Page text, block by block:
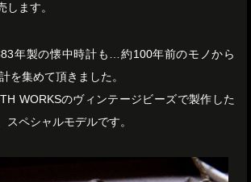
します。
年製の懐中時計も…約100年前のモノから
を集めて頂きました。
WORKSのヴィンテージビーズで製作した
スペシャルモデルです。